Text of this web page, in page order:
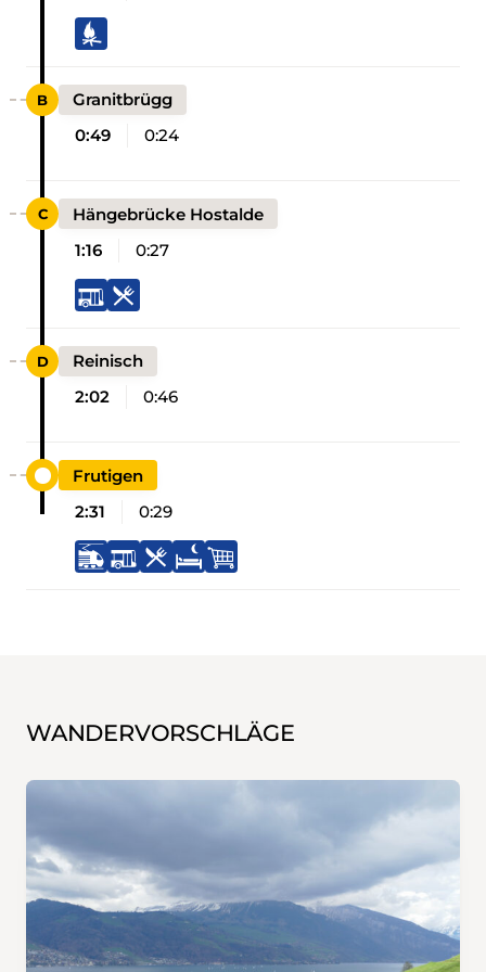
Granitbrügg
0:49
0:24
Hängebrücke Hostalde
1:16
0:27
Reinisch
2:02
0:46
Frutigen
2:31
0:29
WANDERVORSCHLÄGE